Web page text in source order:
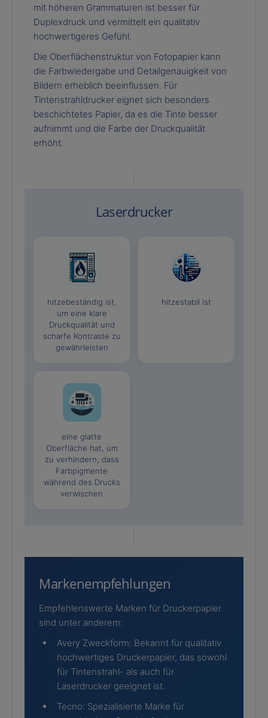
mit höheren Grammaturen ist besser für
Duplexdruck und vermittelt ein qualitativ
hochwertigeres Gefühl.
Die Oberflächenstruktur von Fotopapier kann
die Farbwiedergabe und Detailgenauigkeit von
Bildern erheblich beeinflussen. Für
Tintenstrahldrucker eignet sich besonders
beschichtetes Papier, da es die Tinte besser
aufnimmt und die Farbe der Druckqualität
erhöht.
Laserdrucker
hitzebeständig ist,
um eine klare
Druckqualität und
scharfe Kontraste zu
gewährleisten
hitzestabil ist
eine glatte
Oberfläche hat, um
zu verhindern, dass
Farbpigmente
während des Drucks
verwischen
Markenempfehlungen
Empfehlenswerte Marken für Druckerpapier
sind unter anderem:
Avery Zweckform: Bekannt für qualitativ
hochwertiges Druckerpapier, das sowohl
für Tintenstrahl- als auch für
Laserdrucker geeignet ist.
Tecno: Spezialisierte Marke für